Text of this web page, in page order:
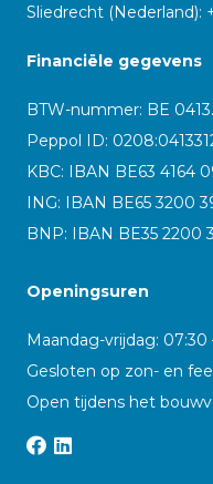
Sliedrecht (Nederland):
Financiële gegevens
BTW-nummer: BE
Peppol ID:
KBC: IBAN BE63 4164
ING: IBAN BE65 3200
BNP: IBAN BE35 2200
Openingsuren
Maandag-vrijdag: 07:30
Gesloten op zon- en
Open tijdens het